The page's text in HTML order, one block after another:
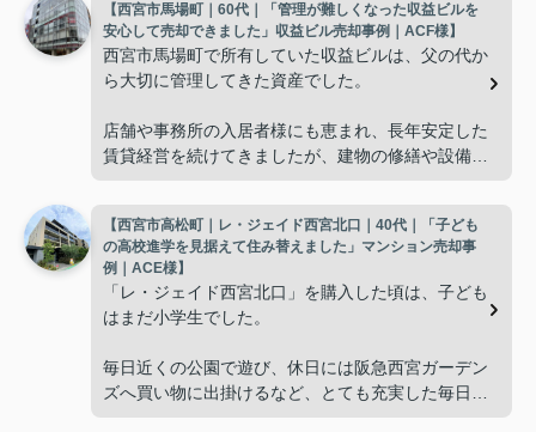
使わない部屋が増え、
「今の私たちには少し広すぎるね。」
掃除や管理の負担も考え、夫婦二人にちょうど良い
インフィニティエステートさんへ相談すると、「パ
ークナード西宮北口」の査定だけでなく、住み替え
先とのスケジュールや資金計画まで丁寧にサポート
してくださいました。
販売活動では、西宮北口駅へのアクセス、阪急西宮
ガーデンズ、医療機関や買い物施設など、将来も安
【西宮市馬場町｜60代｜「管理が難しくなった収益ビルを
安心して売却できました」収益ビル売却事例｜ACF様】
西宮市馬場町で所有していた収益ビルは、父の代か
ら大切に管理してきた資産でした。
店舗や事務所の入居者様にも恵まれ、長年安定した
賃貸経営を続けてきましたが、建物の修繕や設備更
子どもたちはそれぞれ別の仕事に就いており、
「将来、このビルの管理を任せるのは難しいかもし
れない。」
と家族で話し合うようになりました。
インフィニティエステートさんへ相談すると、収益
【西宮市高松町｜レ・ジェイド西宮北口｜40代｜「子ども
の高校進学を見据えて住み替えました」マンション売却事
例｜ACE様】
「レ・ジェイド西宮北口」を購入した頃は、子ども
はまだ小学生でした。
毎日近くの公園で遊び、休日には阪急西宮ガーデン
ズへ買い物に出掛けるなど、とても充実した毎日を